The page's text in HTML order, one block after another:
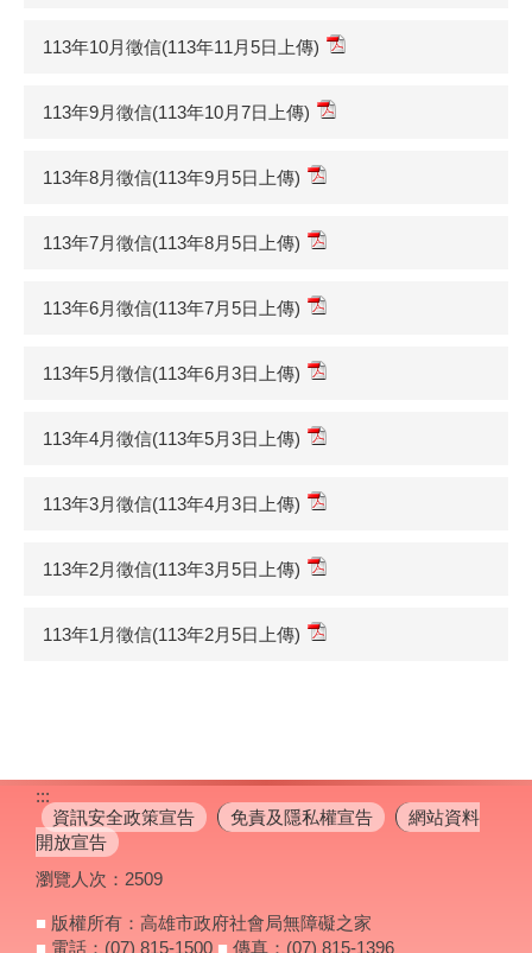
113年10月徵信(113年11月5日上傳)
113年9月徵信(113年10月7日上傳)
113年8月徵信(113年9月5日上傳)
113年7月徵信(113年8月5日上傳)
113年6月徵信(113年7月5日上傳)
113年5月徵信(113年6月3日上傳)
113年4月徵信(113年5月3日上傳)
113年3月徵信(113年4月3日上傳)
113年2月徵信(113年3月5日上傳)
113年1月徵信(113年2月5日上傳)
:::
資訊安全政策宣告
免責及隱私權宣告
網站資料
開放宣告
瀏覽人次： 2509
■ 版權所有：高雄市政府社會局無障礙之家
■ 電話：(07) 815-1500 ■ 傳真：(07) 815-1396